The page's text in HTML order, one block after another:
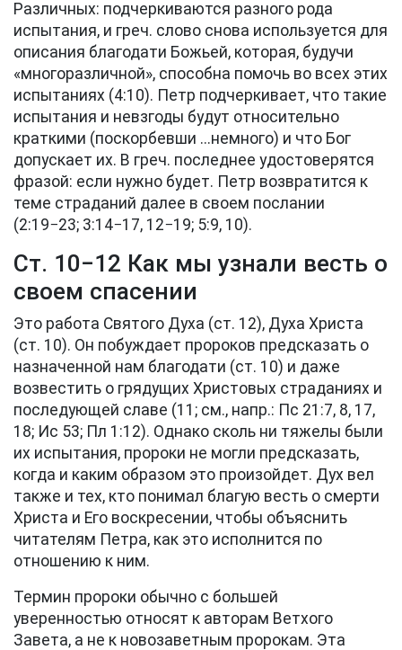
Различных: подчеркиваются разного рода
испытания, и греч. слово снова используется для
описания благодати Божьей, которая, будучи
«многоразличной», способна помочь во всех этих
испытаниях (4:10). Петр подчеркивает, что такие
испытания и невзгоды будут относительно
краткими (поскорбевши ...немного) и что Бог
допускает их. В греч. последнее удостоверятся
фразой: если нужно будет. Петр возвратится к
теме страданий далее в своем послании
(2:19−23; 3:14−17, 12−19; 5:9, 10).
Ст. 10−12 Как мы узнали весть о
своем спасении
Это работа Святого Духа (ст. 12), Духа Христа
(ст. 10). Он побуждает пророков предсказать о
назначенной нам благодати (ст. 10) и даже
возвестить о грядущих Христовых страданиях и
последующей славе (11; см., напр.: Пс 21:7, 8, 17,
18; Ис 53; Пл 1:12). Однако сколь ни тяжелы были
их испытания, пророки не могли предсказать,
когда и каким образом это произойдет. Дух вел
также и тех, кто понимал благую весть о смерти
Христа и Его воскресении, чтобы объяснить
читателям Петра, как это исполнится по
отношению к ним.
Термин пророки обычно с большей
уверенностью относят к авторам Ветхого
Завета, а не к новозаветным пророкам. Эта